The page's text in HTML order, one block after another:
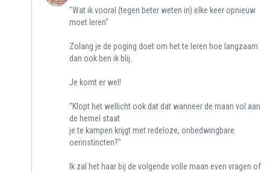
"Wat ik vooral (tegen beter weten in) elke keer opnieuw
moet leren"
Zolang je de poging doet om het te leren hoe langzaam
dan ook ben ik blij.
Je komt er wel!
"Klopt het wellicht ook dat dat wanneer de maan vol aan
de hemel staat
je te kampen krijgt met redeloze, onbedwingbare
oerinstincten?"
Ik zal het haar bij de volgende volle maan even vragen of